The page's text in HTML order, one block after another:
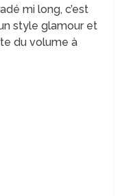
mi long, c’est
style glamour et
du volume à